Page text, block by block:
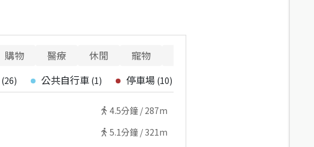
購物 醫療 休閒 寵物
(26) 公共自行車 (1) 停車場 (10)
4.5分鐘 / 287m
5.1分鐘 / 321m